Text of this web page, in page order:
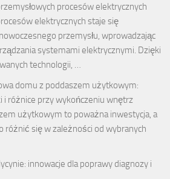
procesów elektrycznych
elektrycznych staje się
przemysłu, wprowadzając
systemami elektrycznymi. Dzięki
technologii, …
domu z poddaszem użytkowym:
i różnice przy wykończeniu wnętrz
użytkowym to poważna inwestycja, a
różnić się w zależności od wybranych
innowacje dla poprawy diagnozy i